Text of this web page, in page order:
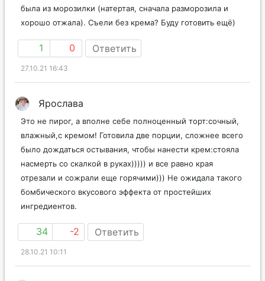
была из морозилки (натертая, сначала разморозила и
хорошо отжала). Съели без крема? Буду готовить ещё)
1 0 Ответить
27.10.21 16:43
Ярослава
Это не пирог, а вполне себе полноценный торт:сочный,
влажный,с кремом! Готовила две порции, сложнее всего
было дождаться остывания, чтобы нанести крем:стояла
насмерть со скалкой в руках))))) и все равно края
отрезали и сожрали еще горячими))) Не ожидала такого
бомбического вкусового эффекта от простейших
ингредиентов.
34 -2 Ответить
28.10.21 10:11